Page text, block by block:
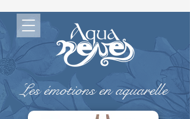
Les émotions en aquarelle